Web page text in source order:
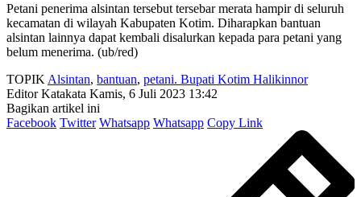
Petani penerima alsintan tersebut tersebar merata hampir di seluruh
kecamatan di wilayah Kabupaten Kotim. Diharapkan bantuan
alsintan lainnya dapat kembali disalurkan kepada para petani yang
belum menerima. (ub/red)
TOPIK Alsintan, bantuan, petani. Bupati Kotim Halikinnor
Editor Katakata Kamis, 6 Juli 2023 13:42
Bagikan artikel ini
Facebook Twitter Whatsapp Whatsapp Copy Link